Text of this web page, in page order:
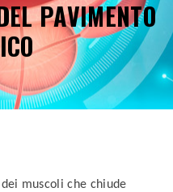
PAVIMENTO
muscoli che chiude